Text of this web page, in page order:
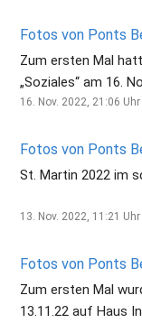
nach Köln gezogen
mehr
Fotos von Ponts
Zum ersten Mal
„Soziales“ am 16.
Vereine ein
Kuchen stellten sich
dem Wettbewerb.
mit nach Hause
16. Nov. 2022, 21:06 Uhr
Fotos von Ponts
St. Martin 2022 im
13. Nov. 2022, 11:21 Uhr
Fotos von Ponts
Zum ersten Mal
13.11.22 auf Haus